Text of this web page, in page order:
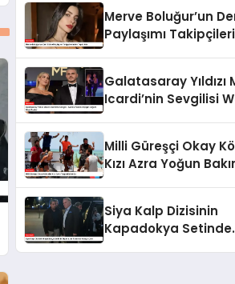
Merve Boluğur’un
Paylaşımı
Galatasaray Yıldızı
Icardi’nin Sevgilisi
Milli Güreşçi Okay
Kızı Azra Yoğun
Siya Kalp Dizisinin
Kapadokya Setinde